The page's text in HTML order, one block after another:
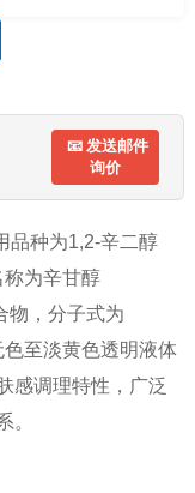
📧 发送邮件
询价
品种为1,2-辛二醇
称为辛甘醇
物，分子式为
至淡黄色透明液体
感调理特性，广泛
。